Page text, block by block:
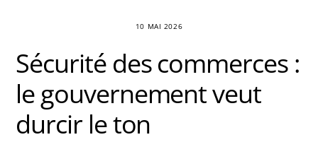
10 MAI 2026
Sécurité des commerces :
le gouvernement veut
durcir le ton